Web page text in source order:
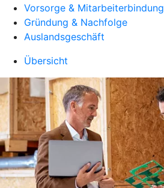
Vorsorge & Mitarbeiterbindung
Gründung & Nachfolge
Auslandsgeschäft
Übersicht